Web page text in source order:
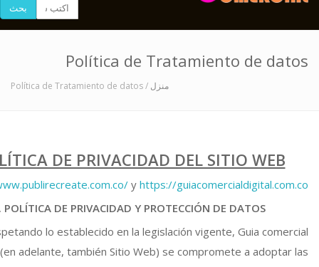
بحث
Política de Tratamiento de datos
منزل / Política de Tratamiento de datos
DE PRIVACIDAD DEL SITIO WEB
y https://guiacomercialdigital.com.co/
POLÍTICA DE PRIVACIDAD Y PROTECCIÓN DE DATOS
lo establecido en la legislación vigente, Guia comercial
adelante, también Sitio Web) se compromete a adoptar las